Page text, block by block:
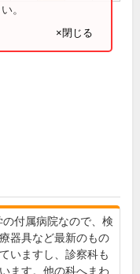
。
×閉じる
の付属病院なので、検
器具など最新のもの
いますし、診察科も
ます。他の科へまわ